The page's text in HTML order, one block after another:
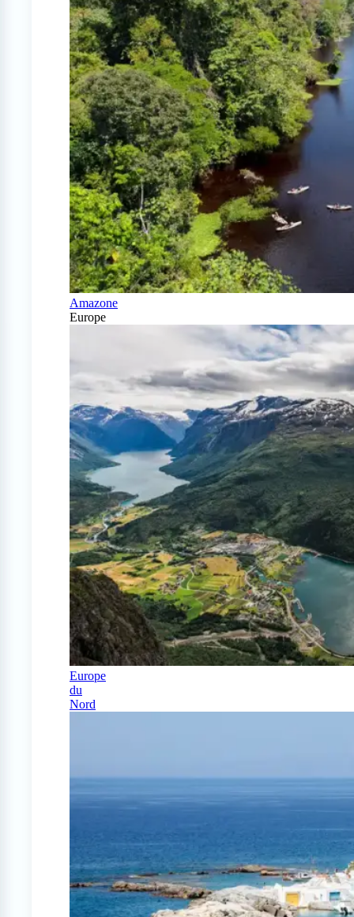
Amazone
Europe
Europe
du
Nord